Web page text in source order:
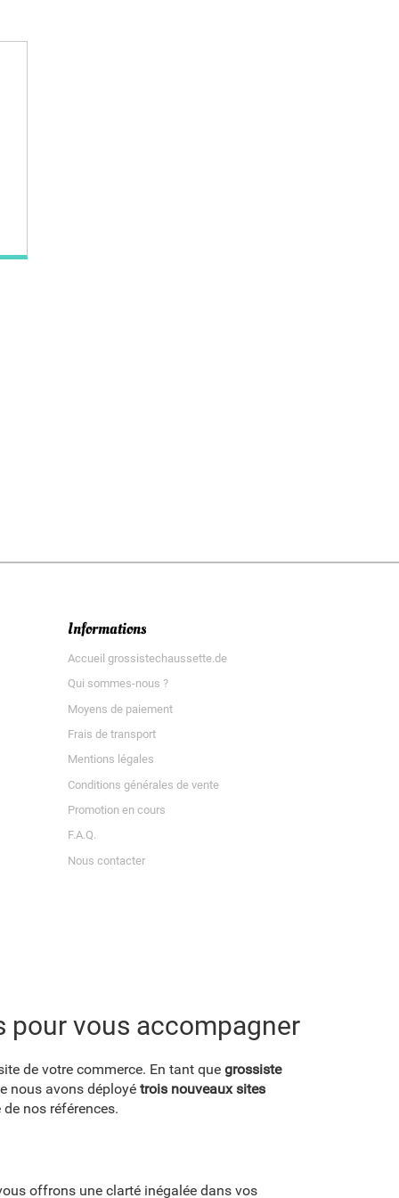
Informations
Accueil grossistechaussette.de
Qui sommes-nous ?
Moyens de paiement
Frais de transport
Mentions légales
Conditions générales de vente
Promotion en cours
F.A.Q.
Nous contacter
pour vous accompagner
de votre commerce. En tant que grossiste
nous avons déployé trois nouveaux sites
nos références.
offrons une clarté inégalée dans vos